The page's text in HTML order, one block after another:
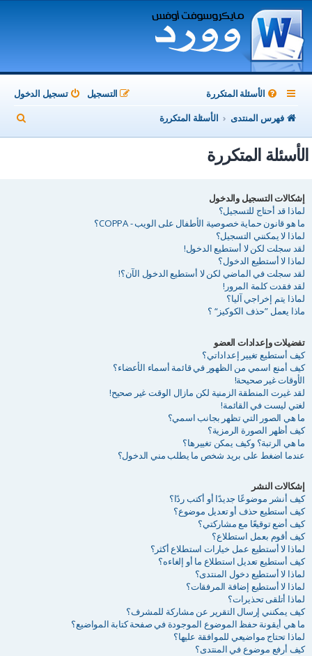
الأسئلة المتكررة تسجيل الدخول
التسجيل
فهرس المنتدى
الأسئلة المتكررة
ح
الأسئلة المتكررة
إشكالات التسجيل والدخول
لماذا قد أحتاج للتسجيل؟
ما هو قانون حماية خصوصية الأطفال على الويب - COPPA؟
لماذا لا يمكنني التسجيل؟
لقد سجلت لكن لا أستطيع الدخول!
لماذا لا أستطيع الدخول؟
لقد سجلت في الماضي لكن لا أستطيع الدخول الآن؟!
لقد فقدت كلمة المرور!
لماذا يتم إخراجي آليا؟
ماذا يعمل ”حذف الكوكيز“ ؟
تفضيلات وإعدادات العضو
كيف أستطيع تغيير إعداداتي؟
كيف أمنع اسمي من الظهور في قائمة أسماء الأعضاء؟
الأوقات غير صحيحة!
لقد غيرت المنطقة الزمنية لكن مازال الوقت غير صحيح!
لغتي ليست في القائمة!
ما هي الصور التي تظهر بجانب اسمي؟
كيف أظهر الصورة الرمزية؟
ما هي الرتبة؟ وكيف يمكن تغييرها؟
عندما اضغط على بريد شخص ما يطلب مني الدخول؟
إشكالات النشر
كيف أنشر موضوعًا جديدًا أو أكتب ردًا؟
كيف أستطيع حذف أو تعديل موضوع؟
كيف أضع توقيعًا مع مشاركتي؟
كيف أقوم بعمل استطلاع؟
لماذا لا أستطيع عمل خيارات استطلاع أكثر؟
كيف أستطيع تعديل استطلاع ما أو إلغاءه؟
لماذا لا أستطيع دخول المنتدى؟
لماذا لا أستطيع إضافة المرفقات؟
لماذا أتلقى تحذيرات؟
كيف يمكنني إرسال التقرير عن مشاركة للمشرف؟
ما هي أيقونة حفظ الموضوع الموجودة في صفحة كتابة المواضيع؟
لماذا تحتاج مواضيعي للموافقة عليها؟
كيف أرفع موضوع في المنتدى؟